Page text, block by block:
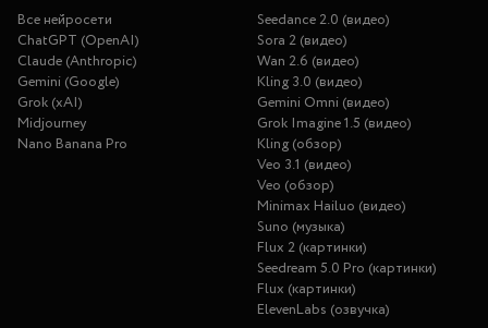
Все нейросети
ChatGPT (OpenAI)
Claude (Anthropic)
Gemini (Google)
Grok (xAI)
Midjourney
Nano Banana Pro
Seedance 2.0 (видео)
Sora 2 (видео)
Wan 2.6 (видео)
Kling 3.0 (видео)
Gemini Omni (видео)
Grok Imagine 1.5 (видео)
Kling (обзор)
Veo 3.1 (видео)
Veo (обзор)
Minimax Hailuo (видео)
Suno (музыка)
Flux 2 (картинки)
Seedream 5.0 Pro (картинки)
Flux (картинки)
ElevenLabs (озвучка)